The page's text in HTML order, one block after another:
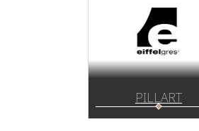
PILLART